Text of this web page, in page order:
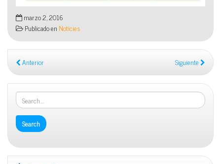
marzo 2, 2016
Publicado en Noticies
Anterior Siguiente